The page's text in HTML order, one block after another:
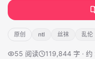
原创 ntl 丝袜 乱伦
55 阅读 119,844 字 ·